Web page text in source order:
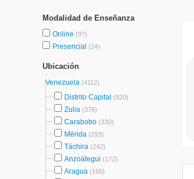
Modalidad de Enseñanza
Online (97)
Presencial (24)
Ubicación
Venezuela (4112)
Distrito Capital (920)
Zulia (376)
Carabobo (330)
Mérida (293)
Táchira (242)
Anzoátegui (172)
Aragua (165)